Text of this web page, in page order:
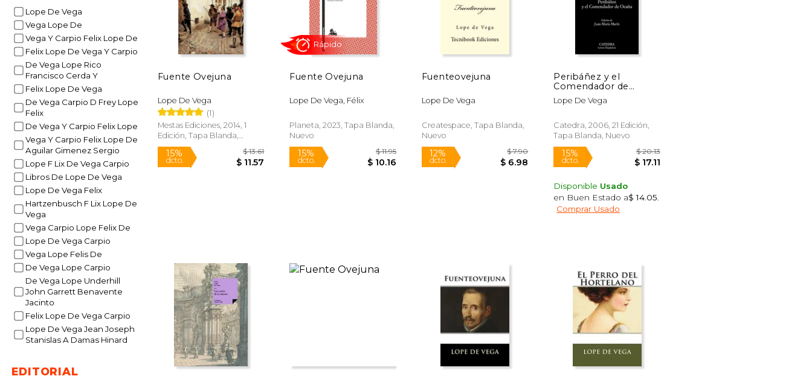
Lope De Vega
Vega Lope De
Vega Y Carpio Felix Lope De
Felix Lope De Vega Y Carpio
De Vega Lope Rico
Francisco Cerda Y
Felix Lope De Vega
De Vega Carpio D Frey Lope
Felix
De Vega Y Carpio Felix Lope
Vega Y Carpio Felix Lope De
Aguilar Gimenez Sergio
Lope F Lix De Vega Carpio
Libros De Lope De Vega
Lope De Vega Felix
Hartzenbusch F Lix Lope De
Vega
Vega Carpio Lope Felix De
Lope De Vega Carpio
Vega Lope Felis De
De Vega Lope Carpio
De Vega Lope Underhill
John Garrett Benavente
Jacinto
Felix Lope De Vega Carpio
Lope De Vega Jean Joseph
Stanislas A Damas Hinard
EDITORIAL
Fuente Ovejuna
Lope De Vega
(1)
Mestas Ediciones, 2014, 1
Edición, Tapa Blanda,
Nuevo
15%
dcto.
$ 13.61
Fuente Ovejuna
Lope De Vega, Félix
Planeta, 2023, Tapa Blanda,
Nuevo
Rápido
Fuenteovejuna
Lope De Vega
Createspace, Tapa Blanda,
Nuevo
12%
dcto.
$ 7.90
$ 6.98
Peribáñez y el
Comendador de
Ocaña
Lope De Vega
Catedra, 2006, 21 Edición,
Tapa Blanda, Nuevo
15%
dcto.
Disponible Usado
en Buen Estado a$ 14.05
Comprar Usado